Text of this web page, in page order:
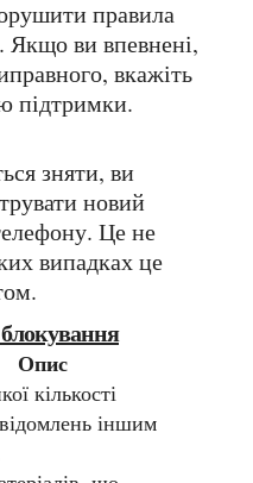
Якщо ви впевнені,
вкажіть
підтримки.
новий
Це не
випадках це
Опис
іншим